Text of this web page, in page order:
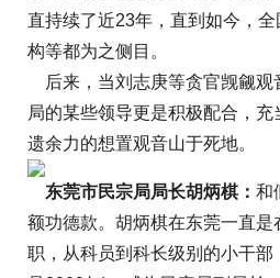
直持续了近23年，直到如今，
构等都为之侧目。
后来，当刘志庚等贪官觊觎观
局的某些领导更是积极配合，
遗余力的想置观音山于死地。
东莞市民宗局局长胡炳棋： 和
额功德款。胡炳棋在东莞一直是
职，从科员到科长级别的小干